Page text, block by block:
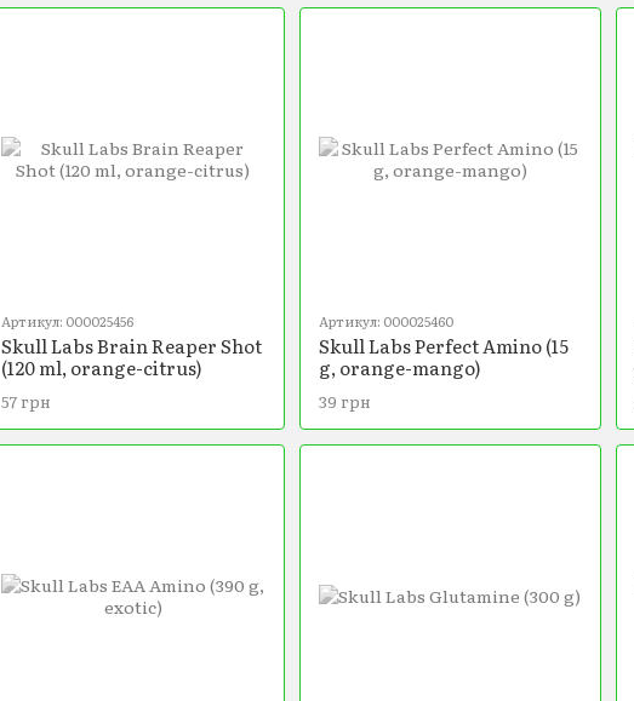
Артикул: 000025456
Skull Labs Brain Reaper Shot
(120 ml, orange-citrus)
57 грн
Артикул: 000025460
Skull Labs Perfect Amino (15
g, orange-mango)
39 грн